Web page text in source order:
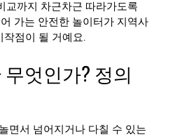
교까지 차근차근 따라가도록
가는 안전한 놀이터가 지역사
작점이 될 거예요.
엇인가? 정의
면서 넘어지거나 다칠 수 있는